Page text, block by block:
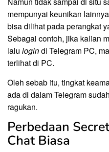
mempunyai keunikan
bisa dilihat pada perangkat
Sebagai contoh, jika kalian
lalu logindi Telegram PC,
terlihat di PC.
Oleh sebab itu, tingkat
ada di dalam Telegram
ragukan.
Perbedaan
Chat Biasa